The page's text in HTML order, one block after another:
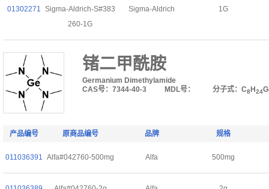
01302271 Sigma-Aldrich-S#383
260-1G
Sigma-Aldrich 1G
锗二甲酰胺
Germanium Dimethylamide
CAS号：7344-40-3
MDL号： 分子式：C8 H 24
产品编号 原商品编号 品牌 规格
011036391 Alfa#042760-500mg Alfa 500mg